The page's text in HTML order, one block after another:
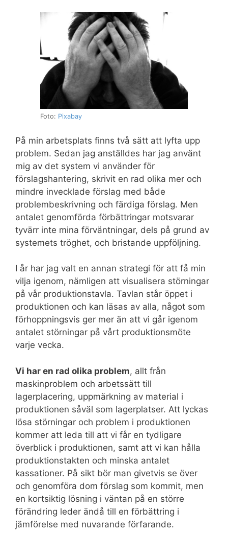
Foto: Pixabay
På min arbetsplats finns två sätt att lyfta upp
problem. Sedan jag anställdes har jag använt
mig av det system vi använder för
förslagshantering, skrivit en rad olika mer och
mindre invecklade förslag med både
problembeskrivning och färdiga förslag. Men
antalet genomförda förbättringar motsvarar
tyvärr inte mina förväntningar, dels på grund av
systemets tröghet, och bristande uppföljning.
I år har jag valt en annan strategi för att få min
vilja igenom, nämligen att visualisera störningar
på vår produktionstavla. Tavlan står öppet i
produktionen och kan läsas av alla, något som
förhoppningsvis ger mer än att vi går igenom
antalet störningar på vårt produktionsmöte
varje vecka.
Vi har en rad olika problem, allt från
maskinproblem och arbetssätt till
lagerplacering, uppmärkning av material i
produktionen såväl som lagerplatser. Att lyckas
lösa störningar och problem i produktionen
kommer att leda till att vi får en tydligare
överblick i produktionen, samt att vi kan hålla
produktionstakten och minska antalet
kassationer. På sikt bör man givetvis se över
och genomföra dom förslag som kommit, men
en kortsiktig lösning i väntan på en större
förändring leder ändå till en förbättring i
jämförelse med nuvarande förfarande.